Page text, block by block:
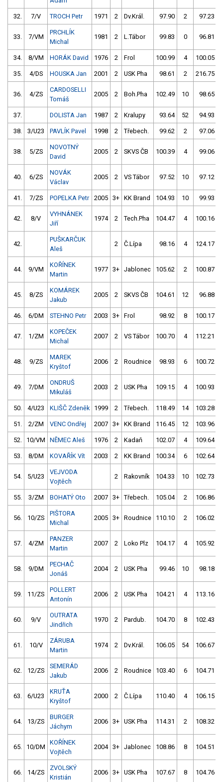
32. 7/V TROCH Petr 1971 2 Dv.Král. 97.90 2 97.23
33. 7/VM
PRCHLÍK
Michal
1981 2 L.Tábor 99.83 0 96.81
34. 8/VM HORÁK David 1976 2 Frol 100.99 4 100.05
35. 4/DS HOUSKA Jan 2001 2 USK Pha 98.61 2 216.75
36. 4/ZS
CARDOSELLI
Tomáš
2005 2 Boh.Pha 102.49 10 98.65
37. DOLISTA Jan 1987 2 Kralupy 93.64 52 94.93
38. 3/U23 PAVLÍK Pavel 1998 2 Třebech. 99.62 2 97.06
38. 5/ZS
NOVOTNÝ
David
2005 2 SKVS ČB 100.39 4 99.06
40. 6/ZS
NOVÁK
Václav
2005 2 VS Tábor 97.52 10 97.12
41. 7/ZS POPELKA Petr 2005 3+ KK Brand 104.93 10 99.93
42. 8/V
VYHNÁNEK
Jiří
1974 2 Tech.Pha 104.47 4 100.16
42.
PUŠKARČUK
Aleš
2 Č.Lípa 98.16 4 124.17
44. 9/VM
KOŘÍNEK
Martin
1977 3+ Jablonec 105.62 2 100.87
45. 8/ZS
KOMÁREK
Jakub
2005 2 SKVS ČB 104.61 12 96.88
46. 6/DM STEHNO Petr 2003 3+ Frol 98.92 8 100.17
47. 1/ZM
KOPEČEK
Michal
2007 2 VS Tábor 100.70 4 112.21
48. 9/ZS
MAREK
Kryštof
2006 2 Roudnice 98.93 6 100.72
49. 7/DM
ONDRUŠ
Mikuláš
2003 2 USK Pha 109.15 4 100.93
50. 4/U23 KLIŠČ Zdeněk 1999 2 Třebech. 118.49 14 103.28
51. 2/ZM VENC Ondřej 2007 3+ KK Brand 116.45 12 103.96
52. 10/VM NĚMEC Aleš 1976 2 Kadaň 102.07 4 109.64
53. 8/DM KOVAŘÍK Vít 2003 2 KK Brand 100.34 6 102.64
54. 5/U23
VEJVODA
Vojtěch
2 Rakovník 104.33 10 102.73
55. 3/ZM BOHATÝ Oto 2007 3+ Třebech. 105.04 2 106.86
56. 10/ZS
PIŠTORA
Michal
2005 3+ Roudnice 110.10 2 106.02
57. 4/ZM
PANZER
Martin
2007 2 Loko Plz 104.17 4 105.92
58. 9/DM
PECHAČ
Jonáš
2004 2 USK Pha 99.46 10 98.18
59. 11/ZS
POLLERT
Antonín
2006 2 USK Pha 104.21 4 113.16
60. 9/V
OUTRATA
Jindřich
1970 2 Pardub. 104.70 8 102.43
61. 10/V
ZÁRUBA
Martin
1974 2 Dv.Král. 106.05 54 106.67
62. 12/ZS
SEMERÁD
Jakub
2006 2 Roudnice 103.40 6 104.71
63. 6/U23
KRUŤA
Kryštof
2000 2 Č.Lípa 110.40 4 106.15
64. 13/ZS
BURGER
Jáchym
2006 3+ USK Pha 114.31 2 108.32
65. 10/DM
KOŘÍNEK
Vojtěch
2004 3+ Jablonec 108.86 8 104.51
66. 14/ZS
ZVOLSKÝ
Kristián
2006 3+ USK Pha 107.67 8 104.76